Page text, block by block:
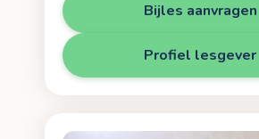
Bijles aanvragen
Profiel lesgever